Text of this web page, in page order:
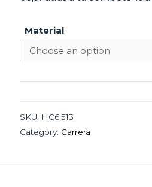
Material
SKU: HC6.513
Category: Carrera